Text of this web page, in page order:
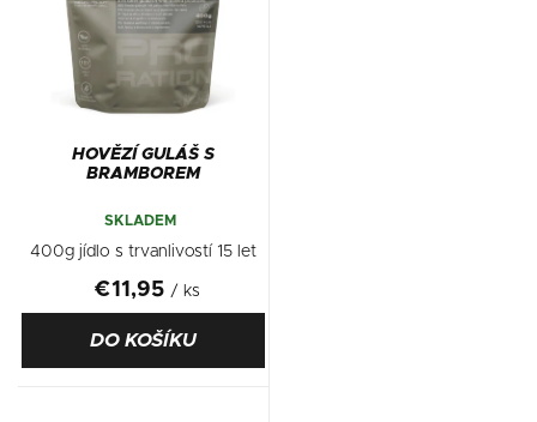
HOVĚZÍ GULÁŠ S
BRAMBOREM
SKLADEM
€11,95 / ks
DO KOŠÍKU
400g jídlo s trvanlivostí 15 let